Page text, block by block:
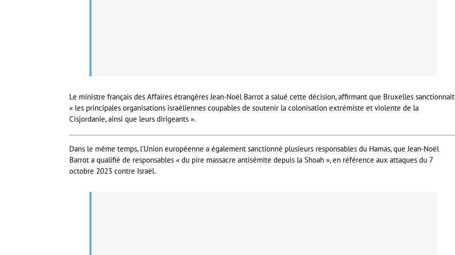
Le ministre français des Affaires étrangères Jean-Noël Barrot a salué cette décision, affirmant que Bruxelles sanctionnait
« les principales organisations israéliennes coupables de soutenir la colonisation extrémiste et violente de la
Cisjordanie, ainsi que leurs dirigeants ».
Dans le même temps, l’Union européenne a également sanctionné plusieurs responsables du Hamas, que Jean-Noël
Barrot a qualifié de responsables « du pire massacre antisémite depuis la Shoah », en référence aux attaques du 7
octobre 2023 contre Israël.